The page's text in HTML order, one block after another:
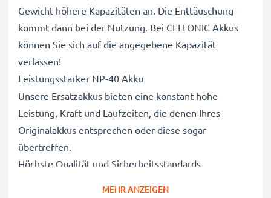
Gewicht höhere Kapazitäten an. Die Enttäuschung
kommt dann bei der Nutzung. Bei CELLONIC Akkus
können Sie sich auf die angegebene Kapazität
verlassen!
Leistungsstarker NP-40 Akku
Unsere Ersatzakkus bieten eine konstant hohe
Leistung, Kraft und Laufzeiten, die denen Ihres
Originalakkus entsprechen oder diese sogar
übertreffen.
Höchste Qualität und Sicherheitsstandards
MEHR ANZEIGEN